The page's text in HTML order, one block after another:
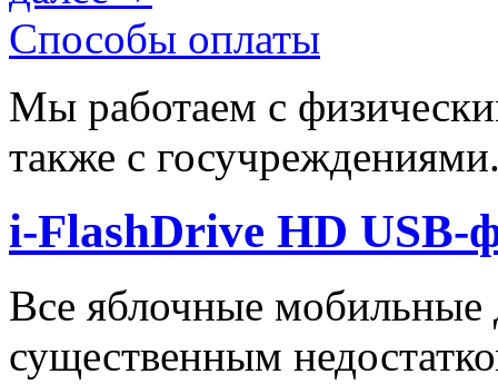
Способы оплаты
Мы работаем с
также с
i-FlashDrive HD USB-
Все яблочные мобильные
существенным